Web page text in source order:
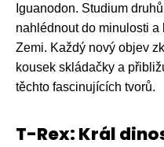
Iguanodon. Studium
nahlédnout do minulosti
Zemi. Každý nový objev
kousek skládačky a
těchto fascinujících tvorů.
T-Rex: Král